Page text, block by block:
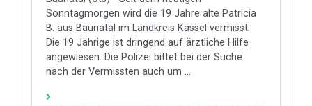
Sonntagmorgen wird die 19 Jahre alte Patricia
B. aus Baunatal im Landkreis Kassel vermisst.
Die 19 Jährige ist dringend auf ärztliche Hilfe
angewiesen. Die Polizei bittet bei der Suche
nach der Vermissten auch um ...